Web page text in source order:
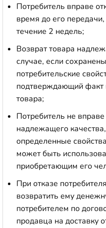
Потребитель вправе
время до его
течение 2 недель;
Возврат товара
случае, если
потребительские
подтверждающий факт
товара;
Потребитель не вправе
надлежащего
определенные
может быть
приобретающим его
При отказе
возвратить ему
потребителем по
продавца на доставку